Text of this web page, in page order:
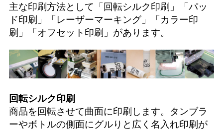
主な印刷方法として「 回転シルク印刷 」「 パッ
ド印刷 」「 レーザーマーキング」「 カラー印
刷 」「 オフセット印刷 」があります。
回転シルク印刷
商品を回転させて曲面に印刷します。タンブラ
ーやボトルの側面にグルりと広く名入れ印刷が